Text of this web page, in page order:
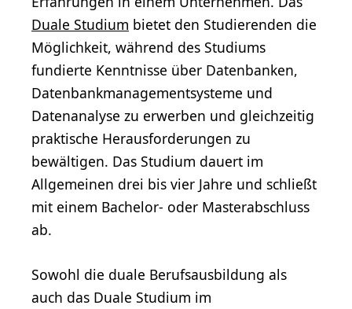
Duale Studium bietet den Studierenden die
Möglichkeit, während des Studiums
fundierte Kenntnisse über Datenbanken,
Datenbankmanagementsysteme und
Datenanalyse zu erwerben und gleichzeitig
praktische Herausforderungen zu
bewältigen. Das Studium dauert im
Allgemeinen drei bis vier Jahre und schließt
mit einem Bachelor- oder Masterabschluss
ab.
Sowohl die duale Berufsausbildung als
auch das Duale Studium im